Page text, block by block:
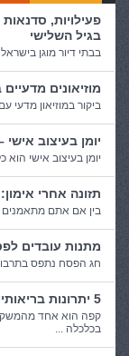
פעילויות,
בגיל השלישי
בבתי דיור מוגן
מוזיאונים
ביקור במוזיאון מדעי
יומן בעיצוב
יומן בעיצוב אישי הוא
תזונה אחרי
בין אם אתם מתאמנים
מתנות עובדים לפסח 2024 – אילו טרנדים
חג הפסח נתפס
5 יתרונות בריאותיים של קפה
קפה הוא אחד
בכלכלה ...